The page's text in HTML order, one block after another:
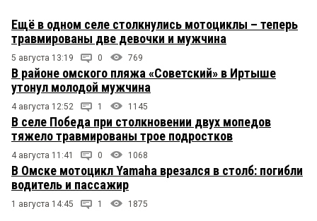
Ещё в одном селе столкнулись мотоциклы – теперь
травмированы две девочки и мужчина
5 августа 13:19 0 769
В районе омского пляжа «Советский» в Иртыше
утонул молодой мужчина
4 августа 12:52 1 1145
В селе Победа при столкновении двух мопедов
тяжело травмированы трое подростков
4 августа 11:41 0 1068
В Омске мотоцикл Yamaha врезался в столб: погибли
водитель и пассажир
1 августа 14:45 1 1875